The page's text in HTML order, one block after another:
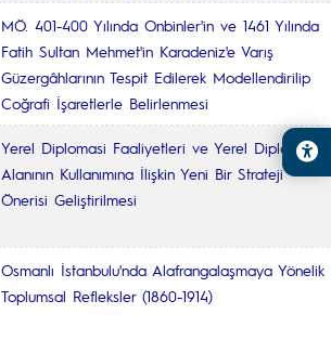
MÖ. 401-400 Yılında Onbinler'in ve 1461 Yılında
Fatih Sultan Mehmet'in Karadeniz'e Varış
Güzergâhlarının Tespit Edilerek Modellendirilip
Coğrafi İşaretlerle Belirlenmesi
Yerel Diplomasi Faaliyetleri ve Yerel Diplomasi
Alanının Kullanımına İlişkin Yeni Bir Strateji
Önerisi Geliştirilmesi
Osmanlı İstanbulu'nda Alafrangalaşmaya Yönelik
Toplumsal Refleksler (1860-1914)